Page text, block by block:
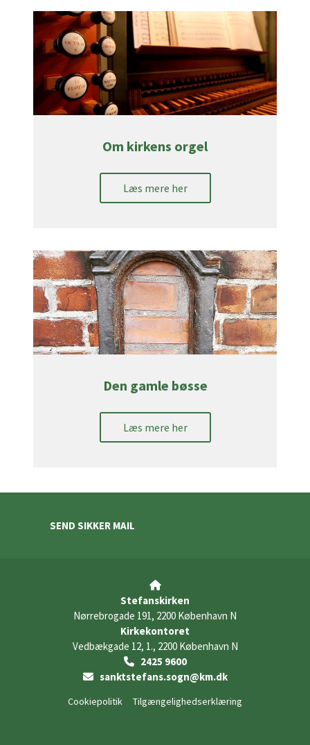
Om kirkens orgel
Læs mere her
Den gamle bøsse
Læs mere her
SEND SIKKER MAIL

Stefanskirken
Nørrebrogade 191, 2200 København N
Kirkekontoret
Vedbækgade 12, 1., 2200 København N
2425 9600
sanktstefans.sogn@km.dk
Cookiepolitik Tilgængelighedserklæring